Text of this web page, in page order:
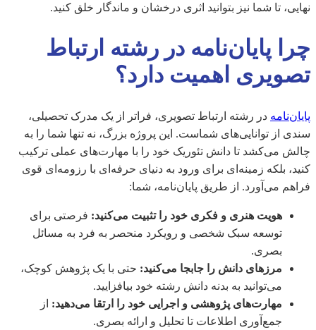
نهایی، تا شما نیز بتوانید اثری درخشان و ماندگار خلق کنید.
چرا پایان‌نامه در رشته ارتباط
تصویری اهمیت دارد؟
پایان‌نامه در رشته ارتباط تصویری، فراتر از یک مدرک تحصیلی،
سندی از توانایی‌های شماست. این پروژه بزرگ، نه تنها شما را به
چالش می‌کشد تا دانش تئوریک خود را با مهارت‌های عملی ترکیب
کنید، بلکه زمینه‌ای برای ورود به دنیای حرفه‌ای با رزومه‌ای قوی
فراهم می‌آورد. از طریق پایان‌نامه، شما:
هویت هنری و فکری خود را تثبیت می‌کنید: فرصتی برای
توسعه سبک شخصی و رویکرد منحصر به فرد به مسائل
بصری.
مرزهای دانش را جابجا می‌کنید: حتی با یک پژوهش کوچک،
می‌توانید به بدنه دانش رشته خود بیافزایید.
مهارت‌های پژوهشی و اجرایی خود را ارتقا می‌دهید: از
جمع‌آوری اطلاعات تا تحلیل و ارائه بصری.